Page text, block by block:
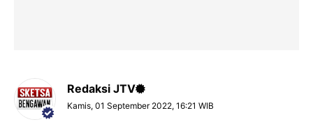
Redaksi JTV
Kamis, 01 September 2022, 16:21 WIB